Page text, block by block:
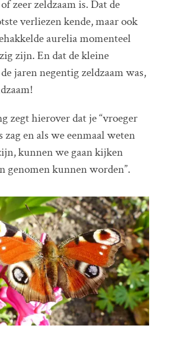
zeer zeldzaam is. Dat de
verliezen kende, maar ook
aurelia momenteel
zijn. En dat de kleine
jaren negentig zeldzaam was,
zegt hierover dat je “vroeger
en als we eenmaal weten
kunnen we gaan kijken
genomen kunnen worden”.